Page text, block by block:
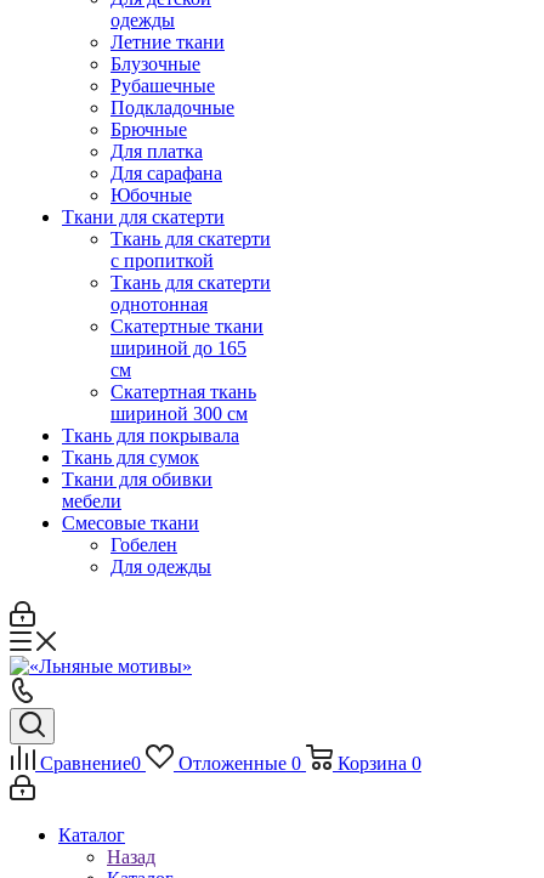
одежды
Летние ткани
Блузочные
Рубашечные
Подкладочные
Брючные
Для платка
Для сарафана
Юбочные
Ткани для скатерти
Ткань для скатерти
с пропиткой
Ткань для скатерти
однотонная
Скатертные ткани
шириной до 165
см
Скатертная ткань
шириной 300 см
Ткань для покрывала
Ткань для сумок
Ткани для обивки
мебели
Смесовые ткани
Гобелен
Для одежды
Сравнение0 Отложенные 0 Корзина 0
Каталог
Назад